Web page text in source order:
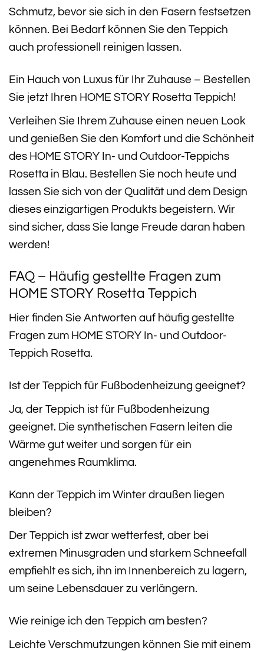
Schmutz, bevor sie sich in den Fasern festsetzen
können. Bei Bedarf können Sie den Teppich
auch professionell reinigen lassen.
Ein Hauch von Luxus für Ihr Zuhause – Bestellen
Sie jetzt Ihren HOME STORY Rosetta Teppich!
Verleihen Sie Ihrem Zuhause einen neuen Look
und genießen Sie den Komfort und die Schönheit
des HOME STORY In- und Outdoor-Teppichs
Rosetta in Blau. Bestellen Sie noch heute und
lassen Sie sich von der Qualität und dem Design
dieses einzigartigen Produkts begeistern. Wir
sind sicher, dass Sie lange Freude daran haben
werden!
FAQ – Häufig gestellte Fragen zum
HOME STORY Rosetta Teppich
Hier finden Sie Antworten auf häufig gestellte
Fragen zum HOME STORY In- und Outdoor-
Teppich Rosetta.
Ist der Teppich für Fußbodenheizung geeignet?
Ja, der Teppich ist für Fußbodenheizung
geeignet. Die synthetischen Fasern leiten die
Wärme gut weiter und sorgen für ein
angenehmes Raumklima.
Kann der Teppich im Winter draußen liegen
bleiben?
Der Teppich ist zwar wetterfest, aber bei
extremen Minusgraden und starkem Schneefall
empfiehlt es sich, ihn im Innenbereich zu lagern,
um seine Lebensdauer zu verlängern.
Wie reinige ich den Teppich am besten?
Leichte Verschmutzungen können Sie mit einem